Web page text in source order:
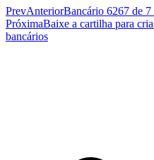
PrevAnteriorBancário 6267 de 7
PróximaBaixe a cartilha para
bancários